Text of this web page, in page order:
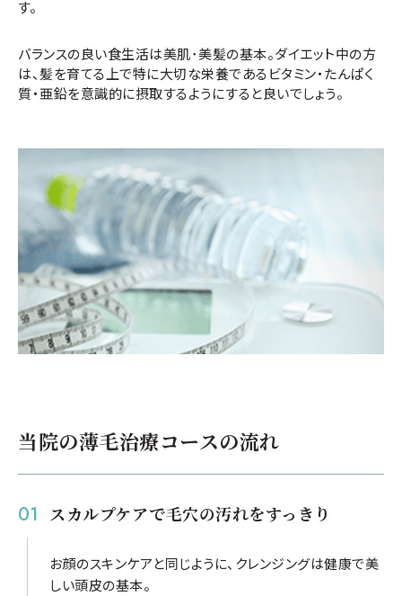
す。
バランスの良い食生活は美肌･美髪の基本。ダイエット中の方
は、髪を育てる上で特に大切な栄養であるビタミン・たんぱく
質・亜鉛を意識的に摂取するようにすると良いでしょう。
当院の薄毛治療コースの流れ
スカルプケアで毛穴の汚れをすっきり
お顔のスキンケアと同じように、クレンジングは健康で美
しい頭皮の基本。